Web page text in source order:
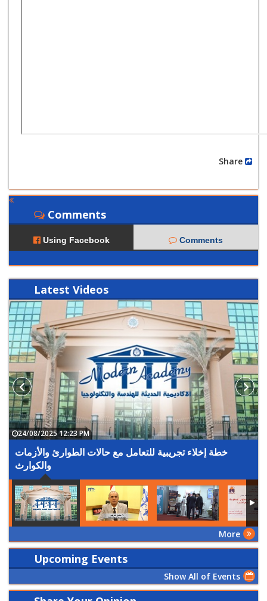
Comments
Using Facebook Comments
Latest Videos
خطة إخلاء تجريبية للتعامل مع حالات الطوارئ والأزمات
والكوارث
24/08/2025 12:23 PM
More
Upcoming Events
Show All of Events